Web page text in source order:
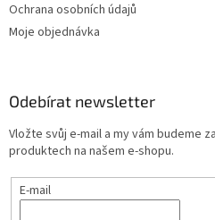
Ochrana osobních údajů
Moje objednávka
Odebírat newsletter
Vložte svůj e-mail a my vám budeme
produktech na našem e-shopu.
E-mail